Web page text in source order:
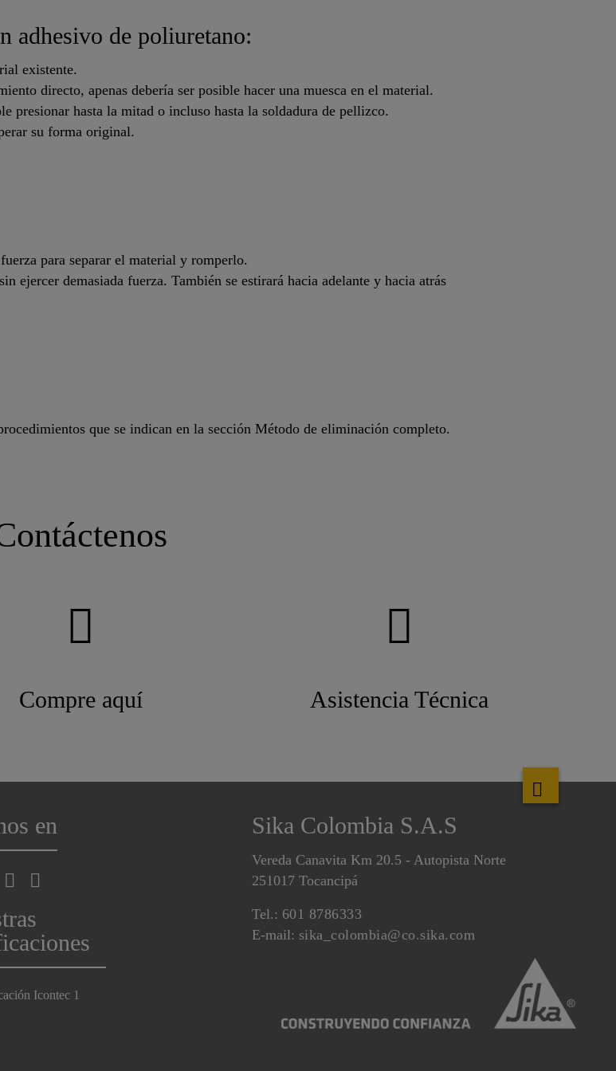
adhesivo de poliuretano:
existente.
directo, apenas debería ser posible hacer una muesca en el material.
presionar hasta la mitad o incluso hasta la soldadura de pellizco.
su forma original.
para separar el material y romperlo.
ejercer demasiada fuerza. También se estirará hacia adelante y hacia atrás
que se indican en la sección Método de eliminación completo.
Compre aquí Asistencia Técnica
en Sika Colombia S.A.S
Vereda Canavita Km 20.5 - Autopista Norte
251017 Tocancipá
Tel.: 601 8786333
E-mail: sika_colombia@co.sika.com